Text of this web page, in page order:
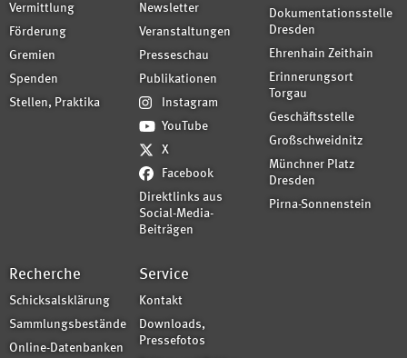
Vermittlung
Förderung
Gremien
Spenden
Stellen, Praktika
Newsletter
Veranstaltungen
Presseschau
Publikationen
Instagram
YouTube
X
Facebook
Direktlinks aus
Social-Media-
Beiträgen
Dokumentationsstelle
Dresden
Ehrenhain Zeithain
Erinnerungsort
Torgau
Geschäftsstelle
Großschweidnitz
Münchner Platz
Dresden
Pirna-Sonnenstein
Recherche
Schicksalsklärung
Sammlungsbestände
Online-Datenbanken
Service
Kontakt
Downloads,
Pressefotos